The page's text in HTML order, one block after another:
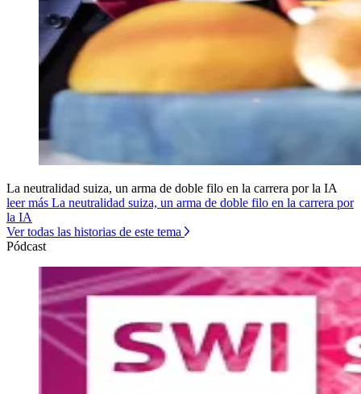
La neutralidad suiza, un arma de doble filo en la carrera por la IA
leer más La neutralidad suiza, un arma de doble filo en la carrera por
la IA
Ver todas las historias de este tema
Pódcast